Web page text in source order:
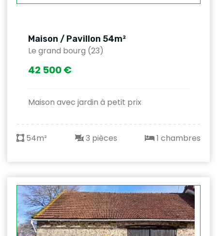
Maison / Pavillon 54m²
Le grand bourg (23)
42 500 €
Maison avec jardin à petit prix
54m² 3 pièces 1 chambres